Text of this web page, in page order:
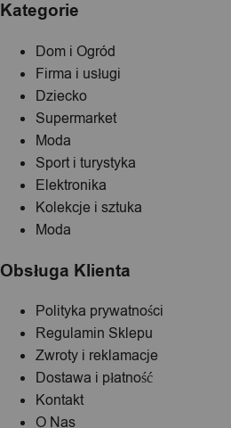
Kategorie
Dom i Ogród
Firma i usługi
Dziecko
Supermarket
Moda
Sport i turystyka
Elektronika
Kolekcje i sztuka
Moda
Obsługa Klienta
Polityka prywatności
Regulamin Sklepu
Zwroty i reklamacje
Dostawa i płatność
Kontakt
O Nas